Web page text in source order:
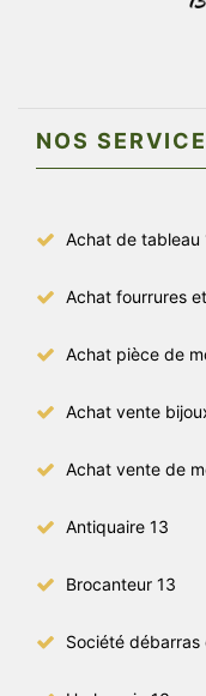
NOS
Achat de tableau
Achat fourrures
Achat pièce de
Achat vente
Achat vente de
Antiquaire 13
Brocanteur 13
Société